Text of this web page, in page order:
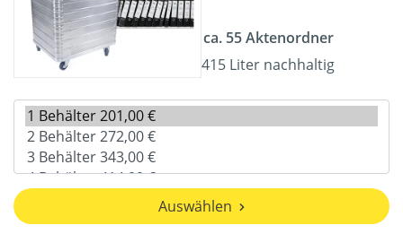
ca. 55 Aktenordner
415 Liter nachhaltig
Auswählen